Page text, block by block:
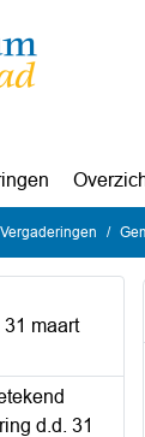
Vergaderingen
maart
d.d. 31